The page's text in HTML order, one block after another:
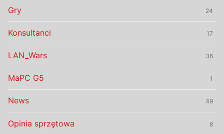
Gry 24
Konsultanci 17
LAN_Wars 36
MaPC G5 1
News 49
Opinia sprzętowa 8